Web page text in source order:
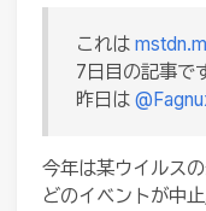
これは
7日目の記事で
昨日は
今年は某ウイルス
どのイベントが中